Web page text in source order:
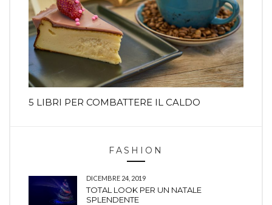
5 LIBRI PER COMBATTERE IL CALDO
FASHION
DICEMBRE 24, 2019
TOTAL LOOK PER UN NATALE
SPLENDENTE